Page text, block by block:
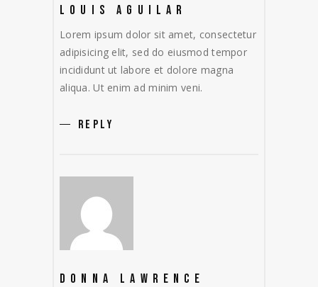
LOUIS AGUILAR
Lorem ipsum dolor sit amet, consectetur
adipisicing elit, sed do eiusmod tempor
incididunt ut labore et dolore magna
aliqua. Ut enim ad minim veni.
REPLY
DONNA LAWRENCE